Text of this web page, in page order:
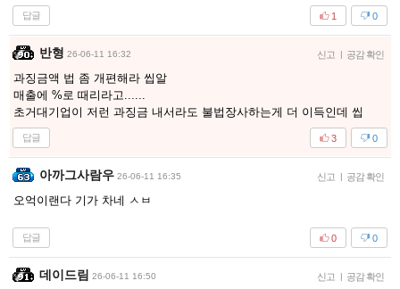
답글 0
1
반형 26-06-11 16:32 신고 | 공감 확인
과징금액 법 좀 개편해라 씹알
매출에 %로 때리라고......
초거대기업이 저런 과징금 내서라도 불법장사하는게 더 이득인데 씹
답글 0
3
아까그사람우 26-06-11 16:35 신고 | 공감 확인
오억이랜다 기가 차네 ㅅㅂ
답글 0
0
데이드림 26-06-11 16:50 신고 | 공감 확인